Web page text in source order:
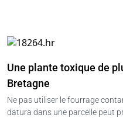
Une plante toxique de
Bretagne
Ne pas utiliser le fourrage
datura dans une parcelle peut